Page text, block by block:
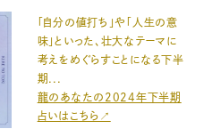
「自分の値打ち」や「人生の意
味」といった、壮大なテーマに
考えをめぐらすことになる下半
期...
龍のあなたの2024年下半期
占いはこちら↗️